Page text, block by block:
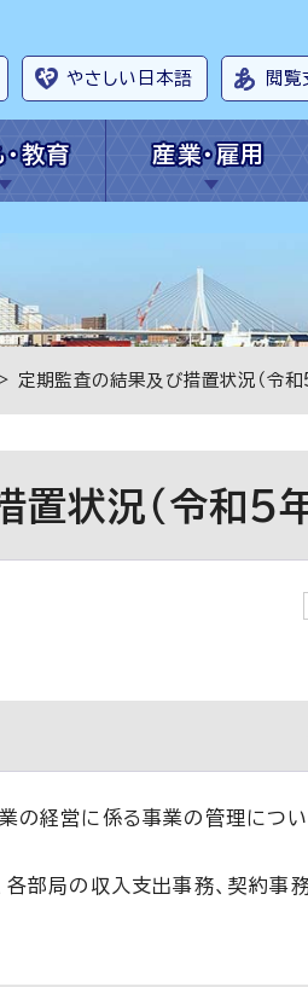
やさしい日本語 閲覧
教育 産業・雇用
定期監査の結果及び措置状況（令和
状況（令和5年
の経営に係る事業の管理につ
部局の収入支出事務、契約事